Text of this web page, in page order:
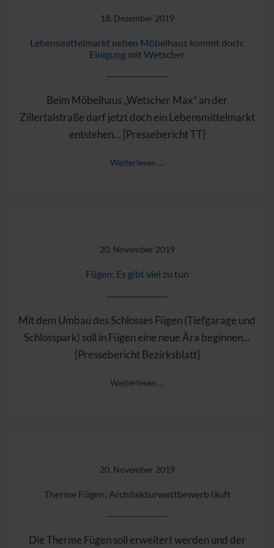
18. Dezember 2019
Lebensmittelmarkt neben Möbelhaus kommt doch:
Einigung mit Wetscher
Beim Möbelhaus „Wetscher Max“ an der
Zillertalstraße darf jetzt doch ein Lebensmittelmarkt
entstehen... [Pressebericht TT]
Weiterlesen …
20. November 2019
Fügen: Es gibt viel zu tun
Mit dem Umbau des Schlosses Fügen (Tiefgarage und
Schlosspark) soll in Fügen eine neue Ära beginnen...
[Pressebericht Bezirksblatt]
Weiterlesen …
20. November 2019
Therme Fügen: Architekturwettbewerb läuft
Die Therme Fügen soll erweitert werden und der